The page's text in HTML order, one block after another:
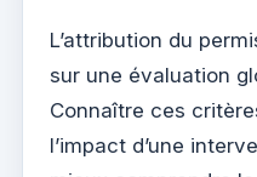
L’attribution du
sur une évaluation
Connaître ces
l’impact d’une